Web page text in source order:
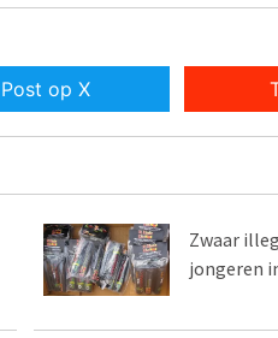
Post op X
Zwaar
jongeren